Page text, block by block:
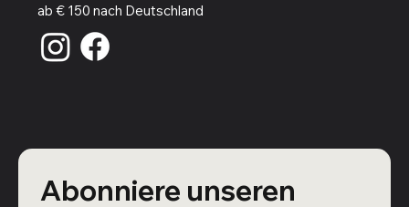
ab € 150 nach Deutschland
Abonniere unseren